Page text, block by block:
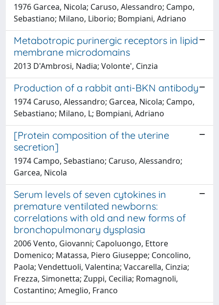
1976 Garcea, Nicola; Caruso, Alessandro; Campo,
Sebastiano; Milano, Liborio; Bompiani, Adriano
Metabotropic purinergic receptors in lipid
membrane microdomains
2013 D'Ambrosi, Nadia; Volonte', Cinzia
Production of a rabbit anti-BKN antibody
1974 Caruso, Alessandro; Garcea, Nicola; Campo,
Sebastiano; Milano, L; Bompiani, Adriano
[Protein composition of the uterine
secretion]
1974 Campo, Sebastiano; Caruso, Alessandro;
Garcea, Nicola
Serum levels of seven cytokines in
premature ventilated newborns:
correlations with old and new forms of
bronchopulmonary dysplasia
2006 Vento, Giovanni; Capoluongo, Ettore
Domenico; Matassa, Piero Giuseppe; Concolino,
Paola; Vendettuoli, Valentina; Vaccarella, Cinzia;
Frezza, Simonetta; Zuppi, Cecilia; Romagnoli,
Costantino; Ameglio, Franco